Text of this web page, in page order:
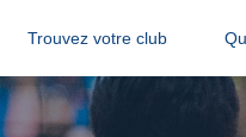
Trouvez votre club